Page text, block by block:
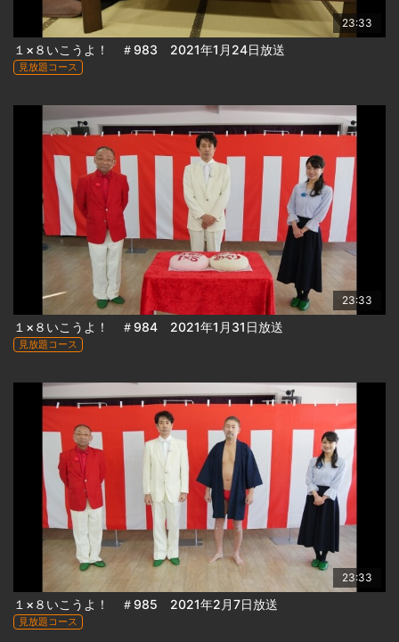
23:33
１×８いこうよ！ ＃983 2021年1月24日放送
見放題コース
23:33
１×８いこうよ！ ＃984 2021年1月31日放送
見放題コース
23:33
１×８いこうよ！ ＃985 2021年2月7日放送
見放題コース